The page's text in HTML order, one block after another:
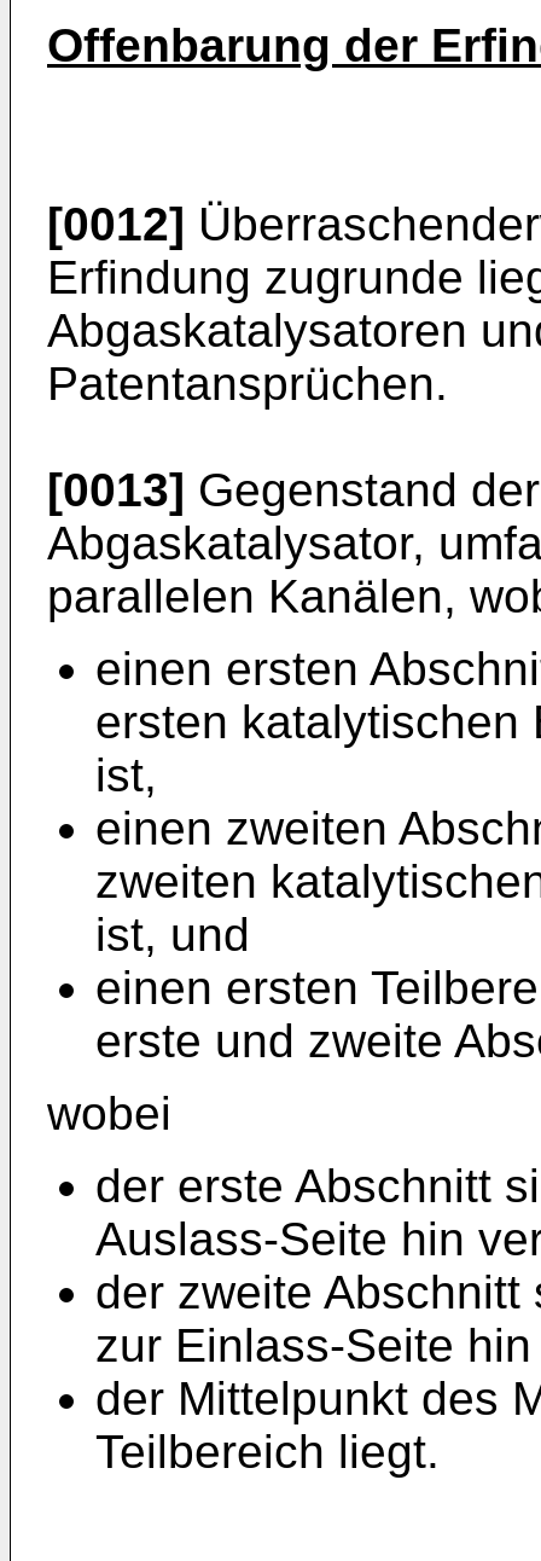
Offenbarung der
[0012]
Erfindung zugrunde
Abgaskatalysatoren
Patentansprüchen.
[0013] Gegenstand
Abgaskatalysator,
parallelen Kanälen,
einen ersten
ersten katalytischen
ist,
einen zweiten
zweiten
ist, und
einen ersten
erste und zweite
wobei
der erste Abschnitt
Auslass-Seite hin
der zweite
zur Einlass-Seite
der Mittelpunkt des
Teilbereich liegt.